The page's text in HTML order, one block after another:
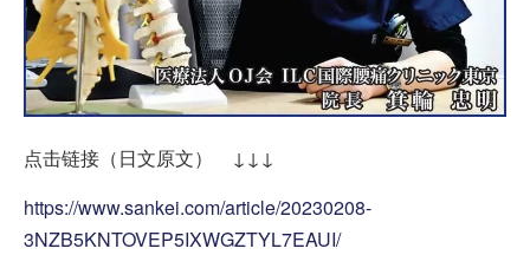
点击链接（日文原文） ↓↓↓
https://www.sankei.com/article/20230208-
3NZB5KNTOVEP5IXWGZTYL7EAUI/